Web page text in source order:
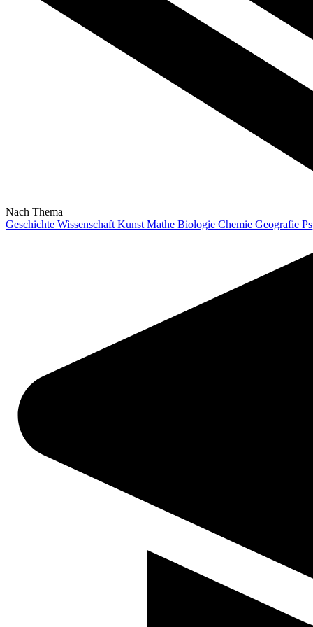
Nach Thema
Geschichte Wissenschaft Kunst Mathe Biologie Chemie Geografie